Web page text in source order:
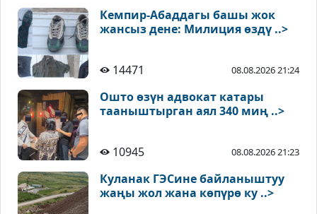
Кемпир-Абаддагы башы жок
жансыз дене: Милиция өздү ..>
14471 08.08.2026 21:24
Ошто өзүн адвокат катары
тааныштырган аял 340 миң ..>
10945 08.08.2026 21:23
Куланак ГЭСине байланыштуу
жаңы жол жана көпүрө ку ..>